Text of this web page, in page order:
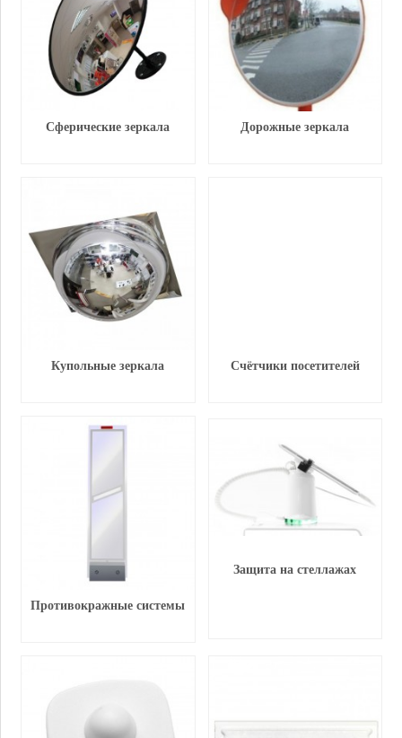
Сферические зеркала Дорожные зеркала
Купольные зеркала Счётчики посетителей
Противокражные системы
Защита на стеллажах